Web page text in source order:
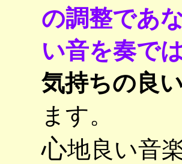
の調整であ
い音を奏で
気持ちの良
ます。
心地良い音